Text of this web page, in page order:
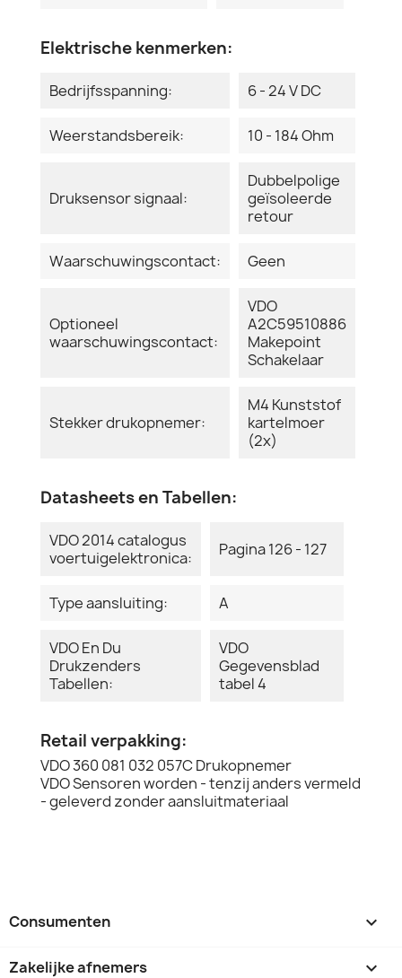
Elektrische kenmerken:
Bedrijfsspanning: 6 - 24 V DC
Weerstandsbereik: 10 - 184 Ohm
Druksensor signaal:
Dubbelpolige
geïsoleerde
retour
Waarschuwingscontact: Geen
Optioneel
waarschuwingscontact:
VDO
A2C59510886
Makepoint
Schakelaar
Stekker drukopnemer:
M4 Kunststof
kartelmoer
(2x)
Datasheets en Tabellen:
VDO 2014 catalogus
voertuigelektronica:
Pagina 126 - 127
Type aansluiting: A
VDO En Du
Drukzenders
Tabellen:
VDO
Gegevensblad
tabel 4
Retail verpakking:
VDO 360 081 032 057C Drukopnemer
VDO Sensoren worden - tenzij anders vermeld
- geleverd zonder aansluitmateriaal
Consumenten 
Zakelijke afnemers 